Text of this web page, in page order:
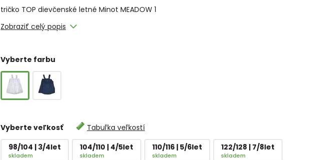
tričko TOP dievčenské letné Minot MEADOW 1
Zobraziť celý popis
Vyberte farbu
Vyberte veľkosť
Tabuľka veľkostí
98/104 | 3/4let
skladem
104/110 | 4/5let
skladem
110/116 | 5/6let
skladem
122/128 | 7/8let
skladem